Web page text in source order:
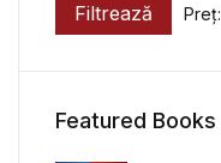
Preț minim
Preț maxim
Filtrează Preț:
Featured Books